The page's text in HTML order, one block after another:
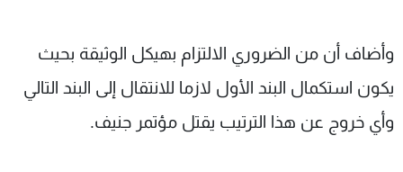
وأضاف أن من الضروري الالتزام بهيكل الوثيقة بحيث
يكون استكمال البند الأول لازما للانتقال إلى البند التالي
وأي خروج عن هذا الترتيب يقتل مؤتمر جنيف.